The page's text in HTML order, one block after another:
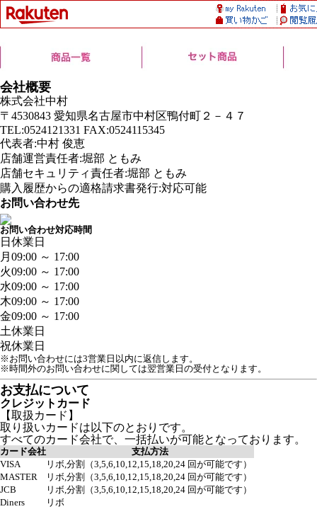
会社概要
株式会社中村
〒4530843 愛知県名古屋市中村区鴨付町２－４７
TEL:0524121331 FAX:0524115345
代表者:中村 俊恵
店舗運営責任者:堀部 ともみ
店舗セキュリティ責任者:堀部 ともみ
購入履歴からの適格請求書発行:対応可能
お問い合わせ先
お問い合わせ対応時間
日 休業日
月 09:00 ～ 17:00
火09:00 ～ 17:00
水09:00 ～ 17:00
木09:00 ～ 17:00
金09:00 ～ 17:00
土休業日
祝休業日
※お問い合わせには3営業日以内に返信します。
※時間外のお問い合わせに関しては翌営業日の受付となります。
お支払について
クレジットカード
【取扱カード】
取り扱いカードは以下のとおりです。
すべてのカード会社で、一括払いが可能となっております。
カード会社
支払方法
VISA
リボ,分割（3,5,6,10,12,15,18,20,24 回が可能です）
MASTER
リボ,分割（3,5,6,10,12,15,18,20,24 回が可能です）
JCB
リボ,分割（3,5,6,10,12,15,18,20,24 回が可能です）
Diners
リボ